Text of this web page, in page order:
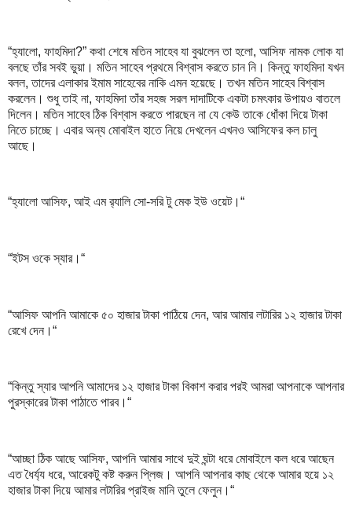
“হ্যালো, ফাহমিদা?” কথা শেষে মতিন সাহেব যা বুঝলেন তা হলো, আসিফ নামক লোক যা
বলছে তাঁর সবই ভুয়া। মতিন সাহেব প্রথমে বিশ্বাস করতে চান নি। কিন্তু ফাহমিদা যখন
বলল, তাদের এলাকার ইমাম সাহেবের নাকি এমন হয়েছে। তখন মতিন সাহেব বিশ্বাস
করলেন। শুধু তাই না, ফাহমিদা তাঁর সহজ সরল দাদাটিকে একটা চমৎকার উপায়ও বাতলে
দিলেন। মতিন সাহেব ঠিক বিশ্বাস করতে পারছেন না যে কেউ তাকে ধোঁকা দিয়ে টাকা
নিতে চাচ্ছে। এবার অন্য মোবাইল হাতে নিয়ে দেখলেন এখনও আসিফের কল চালু
আছে।
“হ্যালো আসিফ, আই এম র‍্যালি সো-সরি টু মেক ইউ ওয়েট।“
“ইটস ওকে স্যার।“
“আসিফ আপনি আমাকে ৫০ হাজার টাকা পাঠিয়ে দেন, আর আমার লটারির ১২ হাজার টাকা
রেখে দেন।“
“কিন্তু স্যার আপনি আমাদের ১২ হাজার টাকা বিকাশ করার পরই আমরা আপনাকে আপনার
পুরস্কারের টাকা পাঠাতে পারব।“
“আচ্ছা ঠিক আছে আসিফ, আপনি আমার সাথে দুই ঘন্টা ধরে মোবাইলে কল ধরে আছেন
এত ধৈর্য্য ধরে, আরেকটু কষ্ট করুন প্লিজ। আপনি আপনার কাছ থেকে আমার হয়ে ১২
হাজার টাকা দিয়ে আমার লটারির প্রাইজ মানি তুলে ফেলুন।“